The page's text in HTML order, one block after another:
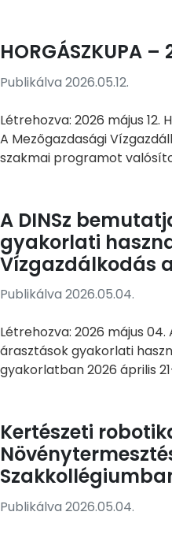
HORGÁSZKUPA –
Publikálva 2026.05.12.
Létrehozva: 2026 május 12.
A Mezőgazdasági
szakmai programot
A DINSz
gyakorlati
Vízgazdálkodás
Publikálva 2026.05.04.
Létrehozva: 2026 május 04.
árasztások gyakorlati
gyakorlatban 2026 április
Kertészeti
Publikálva 2026.05.04.